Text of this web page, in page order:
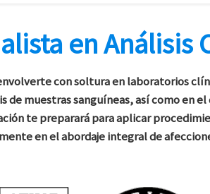
en Análisis
con soltura en laboratorios
de muestras sanguíneas, así como en
te preparará para aplicar
en el abordaje integral de